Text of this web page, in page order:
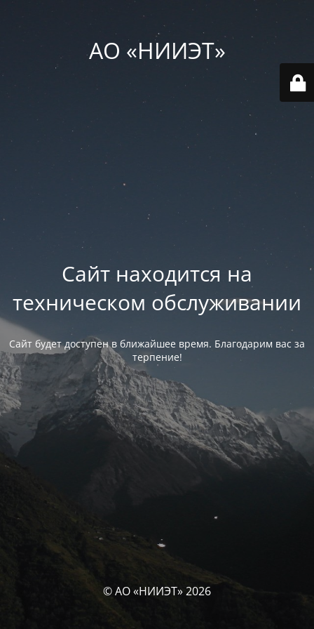
АО «НИИЭТ»
Сайт находится на
техническом обслуживании
Сайт будет доступен в ближайшее время. Благодарим вас за
терпение!
© АО «НИИЭТ» 2026